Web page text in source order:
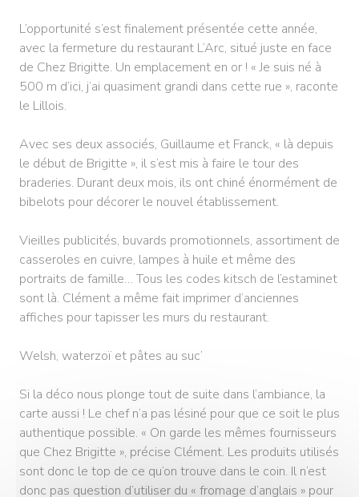
L’opportunité s’est finalement présentée cette année,
avec la fermeture du restaurant L’Arc, situé juste en face
de Chez Brigitte. Un emplacement en or ! « Je suis né à
500 m d’ici, j’ai quasiment grandi dans cette rue », raconte
le Lillois.
Avec ses deux associés, Guillaume et Franck, « là depuis
le début de Brigitte », il s’est mis à faire le tour des
braderies. Durant deux mois, ils ont chiné énormément de
bibelots pour décorer le nouvel établissement.
Vieilles publicités, buvards promotionnels, assortiment de
casseroles en cuivre, lampes à huile et même des
portraits de famille… Tous les codes kitsch de l’estaminet
sont là. Clément a même fait imprimer d’anciennes
affiches pour tapisser les murs du restaurant.
Welsh, waterzoï et pâtes au suc’
Si la déco nous plonge tout de suite dans l’ambiance, la
carte aussi ! Le chef n’a pas lésiné pour que ce soit le plus
authentique possible. « On garde les mêmes fournisseurs
que Chez Brigitte », précise Clément. Les produits utilisés
sont donc le top de ce qu’on trouve dans le coin. Il n’est
donc pas question d’utiliser du « fromage d’anglais » pour